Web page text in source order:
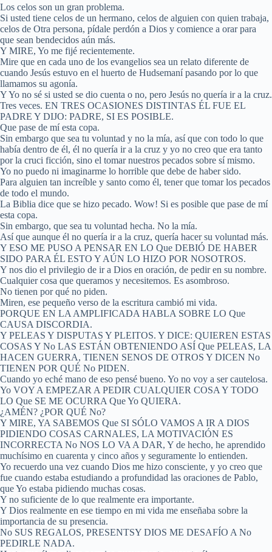
Los celos son un gran problema.
Si usted tiene celos de un hermano, celos de alguien con quien trabaja,
celos de Otra persona, pídale perdón a Dios y comience a orar para
que sean bendecidos aún más.
Y MIRE, Yo me fijé recientemente.
Mire que en cada uno de los evangelios sea un relato diferente de
cuando Jesús estuvo en el huerto de Hudsemaní pasando por lo que
llamamos su agonía.
Y Yo no sé si usted se dio cuenta o no, pero Jesús no quería ir a la cruz.
Tres veces. EN TRES OCASIONES DISTINTAS ÉL FUE EL
PADRE Y DIJO: PADRE, SI ES POSIBLE.
Que pase de mí esta copa.
Sin embargo que sea tu voluntad y no la mía, así que con todo lo que
había dentro de él, él no quería ir a la cruz y yo no creo que era tanto
por la cruci ficción, sino el tomar nuestros pecados sobre sí mismo.
Yo no puedo ni imaginarme lo horrible que debe de haber sido.
Para alguien tan increíble y santo como él, tener que tomar los pecados
de todo el mundo.
La Biblia dice que se hizo pecado. Wow! Si es posible que pase de mí
esta copa.
Sin embargo, que sea tu voluntad hecha. No la mía.
Así que aunque él no quería ir a la cruz, quería hacer su voluntad más.
Y ESO ME PUSO A PENSAR EN LO Que DEBIÓ DE HABER
SIDO PARA ÉL ESTO Y AÚN LO HIZO POR NOSOTROS.
Y nos dio el privilegio de ir a Dios en oración, de pedir en su nombre.
Cualquier cosa que queramos y necesitemos. Es asombroso.
No tienen por qué no piden.
Miren, ese pequeño verso de la escritura cambió mi vida.
PORQUE EN LA AMPLIFICADA HABLA SOBRE LO Que
CAUSA DISCORDIA.
Y PELEAS Y DISPUTAS Y PLEITOS. Y DICE: QUIEREN ESTAS
COSAS Y No LAS ESTÁN OBTENIENDO ASÍ Que PELEAS, LA
HACEN GUERRA, TIENEN SENOS DE OTROS Y DICEN No
TIENEN POR QUÉ No PIDEN.
Cuando yo eché mano de eso pensé bueno. Yo no voy a ser cautelosa.
Yo VOY A EMPEZAR A PEDIR CUALQUIER COSA Y TODO
LO Que SE ME OCURRA Que Yo QUIERA.
¿AMÉN? ¿POR QUÉ No?
Y MIRE, YA SABEMOS Que SI SÓLO VAMOS A IR A DIOS
PIDIENDO COSAS CARNALES, LA MOTIVACIÓN ES
INCORRECTA No NOS LO VA A DAR, Y de hecho, he aprendido
muchísimo en cuarenta y cinco años y seguramente lo entienden.
Yo recuerdo una vez cuando Dios me hizo consciente, y yo creo que
fue cuando estaba estudiando a profundidad las oraciones de Pablo,
que Yo estaba pidiendo muchas cosas.
Y no suficiente de lo que realmente era importante.
Y Dios realmente en ese tiempo en mi vida me enseñaba sobre la
importancia de su presencia.
No SUS REGALOS, PRESENTSY DIOS ME DESAFÍO A No
PEDIRLE NADA.